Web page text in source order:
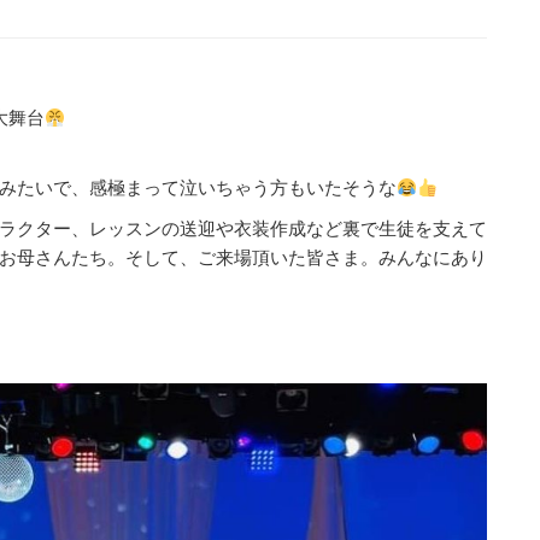
舞台
たいで、感極まって泣いちゃう方もいたそうな
クター、レッスンの送迎や衣装作成など裏で生徒を支えて
母さんたち。そして、ご来場頂いた皆さま。みんなにあり